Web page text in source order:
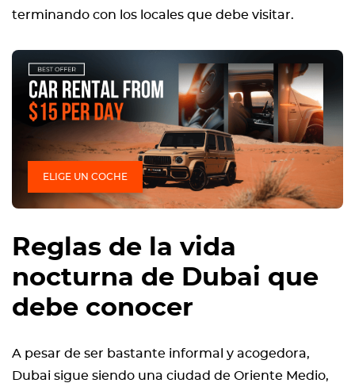
terminando con los locales que debe visitar.
ELIGE UN COCHE
Reglas de la vida
nocturna de Dubai que
debe conocer
A pesar de ser bastante informal y acogedora,
Dubai sigue siendo una ciudad de Oriente Medio,